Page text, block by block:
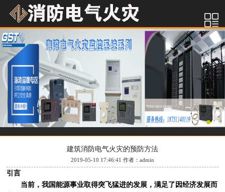
建筑消防电气火灾的预防方法
2019-05-10 17:46:41 作者：admin
引言
当前，我国能源事业取得突飞猛进的发展，满足了因经济发展而